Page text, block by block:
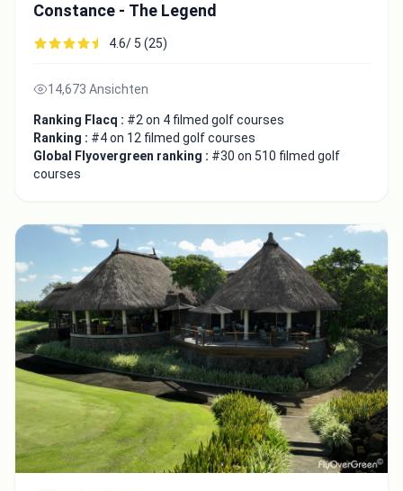
Constance - The Legend
4.6/ 5 (25)
14,673 Ansichten
Ranking Flacq : #2 on 4 filmed golf courses
Ranking : #4 on 12 filmed golf courses
Global Flyovergreen ranking : #30 on 510 filmed golf
courses